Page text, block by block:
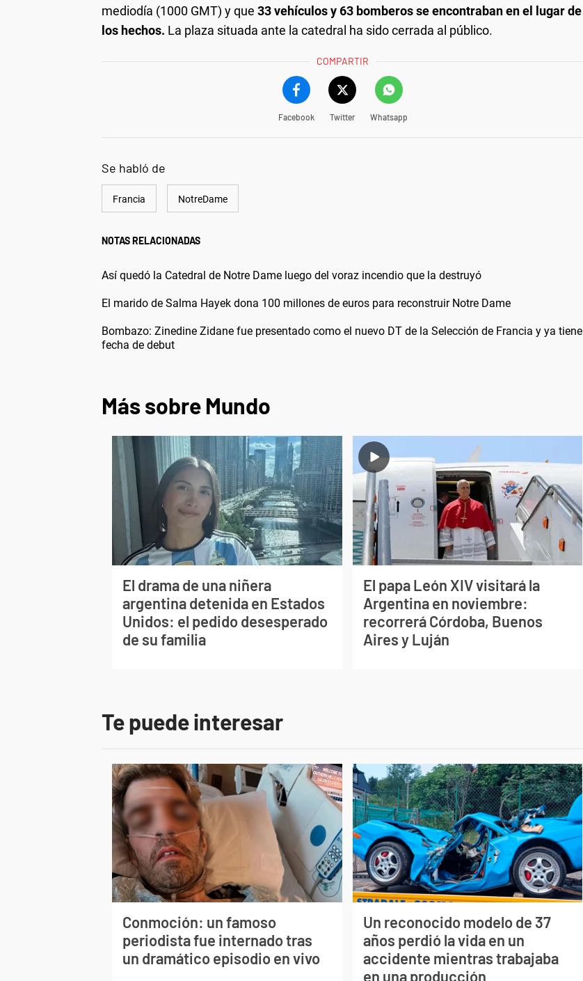
mediodía (1000 GMT) y que 33 vehículos y 63 bomberos se encontraban en el lugar de
los hechos. La plaza situada ante la catedral ha sido cerrada al público.
COMPARTIR
Facebook Twitter Whatsapp
Se habló de
Francia NotreDame
NOTAS RELACIONADAS
Así quedó la Catedral de Notre Dame luego del voraz incendio que la destruyó
El marido de Salma Hayek dona 100 millones de euros para reconstruir Notre Dame
Bombazo: Zinedine Zidane fue presentado como el nuevo DT de la Selección de Francia y ya tiene
fecha de debut
Más sobre Mundo
El drama de una niñera
argentina detenida en Estados
Unidos: el pedido desesperado
de su familia
El papa León XIV visitará la
Argentina en noviembre:
recorrerá Córdoba, Buenos
Aires y Luján
Te puede interesar
Conmoción: un famoso
periodista fue internado tras
un dramático episodio en vivo
Un reconocido modelo de 37
años perdió la vida en un
accidente mientras trabajaba
en una producción